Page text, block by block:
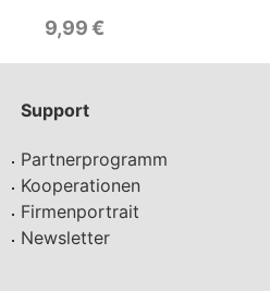
9 99€
Support
Partnerprogramm
Kooperationen
Firmenportrait
Newsletter